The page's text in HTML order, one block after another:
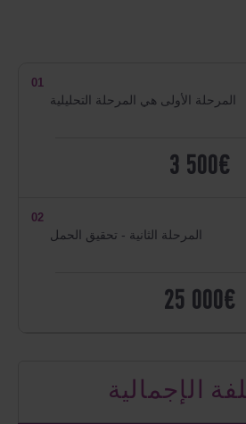
01
المرحلة الأولى هي المرحلة التحليلية
3 500€
02
المرحلة الثانية - تحقيق الحمل
25 000€